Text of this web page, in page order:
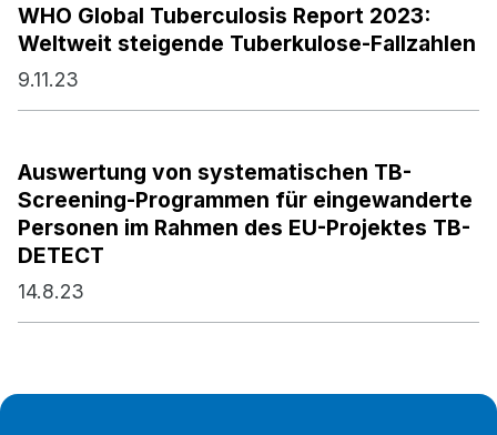
WHO Global Tuberculosis Report 2023:
Weltweit steigende Tuberkulose-Fallzahlen
9.11.23
Auswertung von systematischen TB-
Screening-Programmen für eingewanderte
Personen im Rahmen des EU-Projektes TB-
DETECT
14.8.23